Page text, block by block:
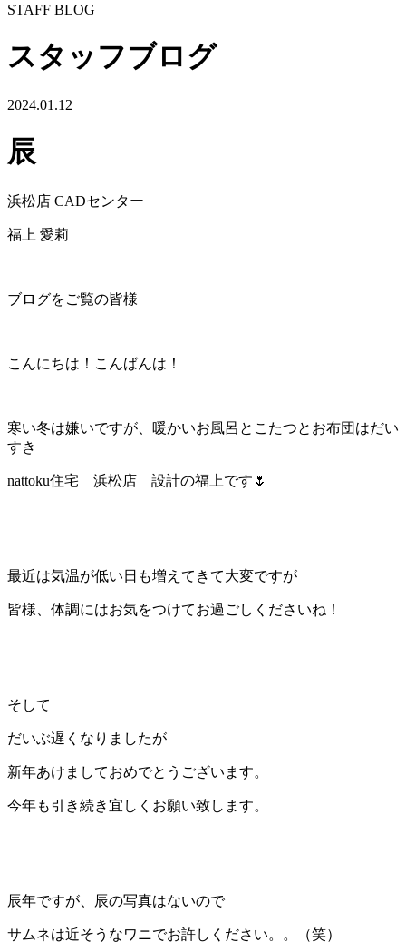
STAFF BLOG
スタッフブログ
2024.01.12
辰
浜松店 CADセンター
福上 愛莉
ブログをご覧の皆様
こんにちは！こんばんは！
寒い冬は嫌いですが、暖かいお風呂とこたつとお布団はだい
すき
nattoku住宅 浜松店 設計の福上です🌷
最近は気温が低い日も増えてきて大変ですが
皆様、体調にはお気をつけてお過ごしくださいね！
そして
だいぶ遅くなりましたが
新年あけましておめでとうございます。
今年も引き続き宜しくお願い致します。
辰年ですが、辰の写真はないので
サムネは近そうなワニでお許しください。。（笑）